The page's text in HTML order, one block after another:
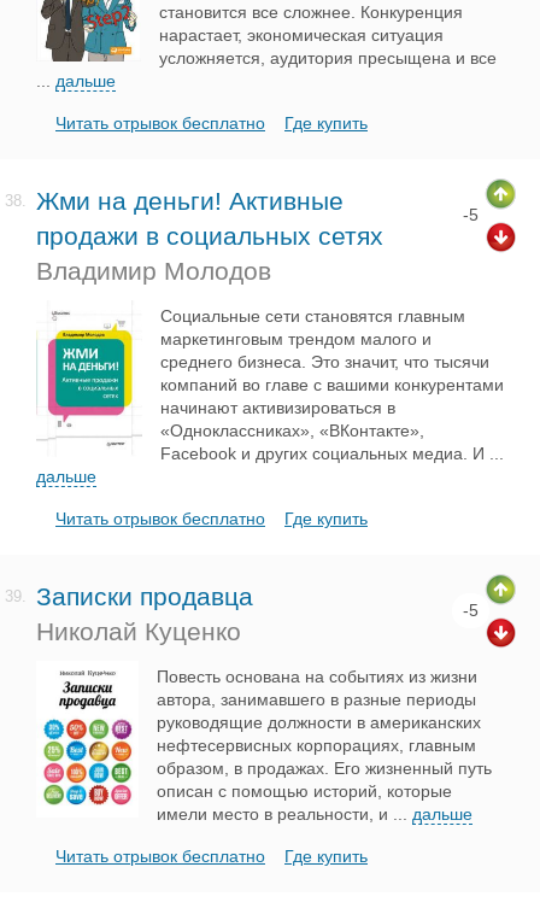
становится все сложнее. Конкуренция
нарастает, экономическая ситуация
усложняется, аудитория пресыщена и все
дальше
Читать отрывок бесплатно Где купить
38.
Жми на деньги! Активные
продажи в социальных сетях
Владимир Молодов
-5
Социальные сети становятся главным
маркетинговым трендом малого и
среднего бизнеса. Это значит, что тысячи
компаний во главе с вашими конкурентами
начинают активизироваться в
«Одноклассниках», «ВКонтакте»,
Facebook и других социальных медиа. И
дальше
Читать отрывок бесплатно Где купить
39.
Записки продавца
Николай Куценко
-5
Повесть основана на событиях из жизни
автора, занимавшего в разные периоды
руководящие должности в американских
нефтесервисных корпорациях, главным
образом, в продажах. Его жизненный путь
описан с помощью историй, которые
имели место в реальности, и
дальше
Читать отрывок бесплатно Где купить